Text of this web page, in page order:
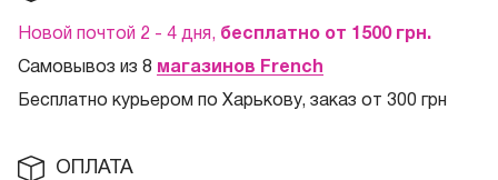
Новой почтой 2 - 4 дня, бесплатно от 1500 грн.
Самовывоз из 8 магазинов French
Бесплатно курьером по Харькову, заказ от 300 грн
ОПЛАТА